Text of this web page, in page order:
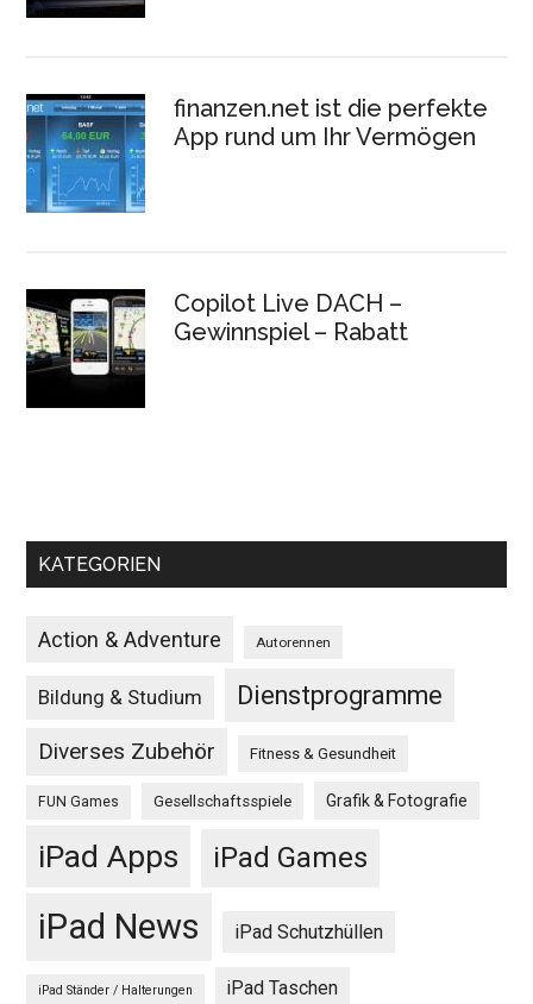
finanzen.net ist die perfekte
App rund um Ihr Vermögen
Copilot Live DACH –
Gewinnspiel – Rabatt
KATEGORIEN
Action & Adventure Autorennen
Bildung & Studium Dienstprogramme
Diverses Zubehör Fitness & Gesundheit
FUN Games Gesellschaftsspiele Grafik & Fotografie
iPad Apps iPad Games
iPad News iPad Schutzhüllen
iPad Ständer / Halterungen iPad Taschen